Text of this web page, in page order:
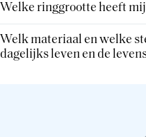
Welke ringgrootte heeft
Welk materiaal en welke
dagelijks leven en de